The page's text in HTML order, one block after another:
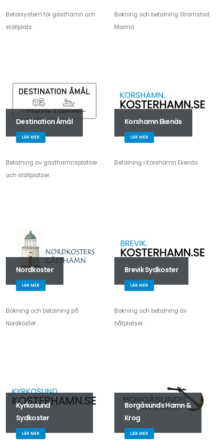
Betalsystem för gästhamn och
ställplats.
Bokning och betalning Strömstad
Marina.
Destination Åmål
LÄR MER
Betalning av gästhamnsplatser
och ställplatser.
Korshamn Ekenäs
LÄR MER
Betalning i Korshamn Ekenäs.
Nordkoster
LÄR MER
Bokning och betalning på
Nordkoster.
Brevik Sydkoster
LÄR MER
Bokning och betalning av
båtplatser.
Kyrkosund
Sydkoster
LÄR MER
Borgåsunds Hamn &
Krog
LÄR MER